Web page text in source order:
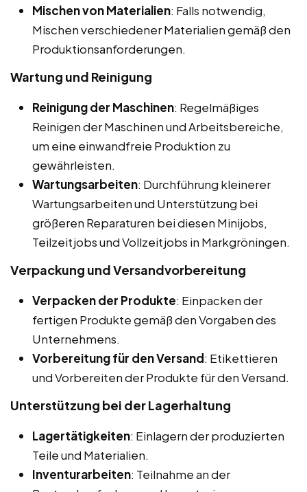
Mischen von Materialien: Falls notwendig,
Mischen verschiedener Materialien gemäß den
Produktionsanforderungen.
Wartung und Reinigung
Reinigung der Maschinen: Regelmäßiges
Reinigen der Maschinen und Arbeitsbereiche,
um eine einwandfreie Produktion zu
gewährleisten.
Wartungsarbeiten: Durchführung kleinerer
Wartungsarbeiten und Unterstützung bei
größeren Reparaturen bei diesen Minijobs,
Teilzeitjobs und Vollzeitjobs in Markgröningen.
Verpackung und Versandvorbereitung
Verpacken der Produkte: Einpacken der
fertigen Produkte gemäß den Vorgaben des
Unternehmens.
Vorbereitung für den Versand: Etikettieren
und Vorbereiten der Produkte für den Versand.
Unterstützung bei der Lagerhaltung
Lagertätigkeiten: Einlagern der produzierten
Teile und Materialien.
Inventurarbeiten: Teilnahme an der